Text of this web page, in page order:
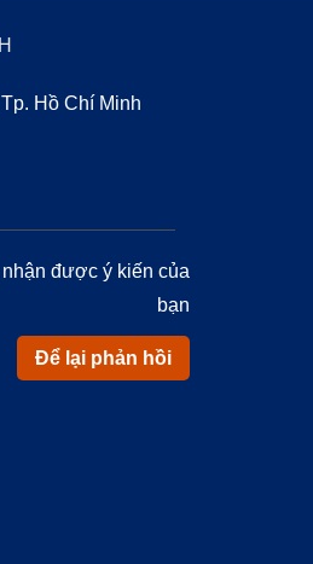
Hồ Chí Minh
được ý kiến của
bạn
Để lại phản hồi